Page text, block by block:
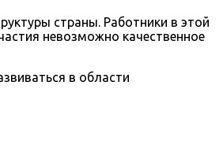
страны. Работники в этой
невозможно качественное
в области